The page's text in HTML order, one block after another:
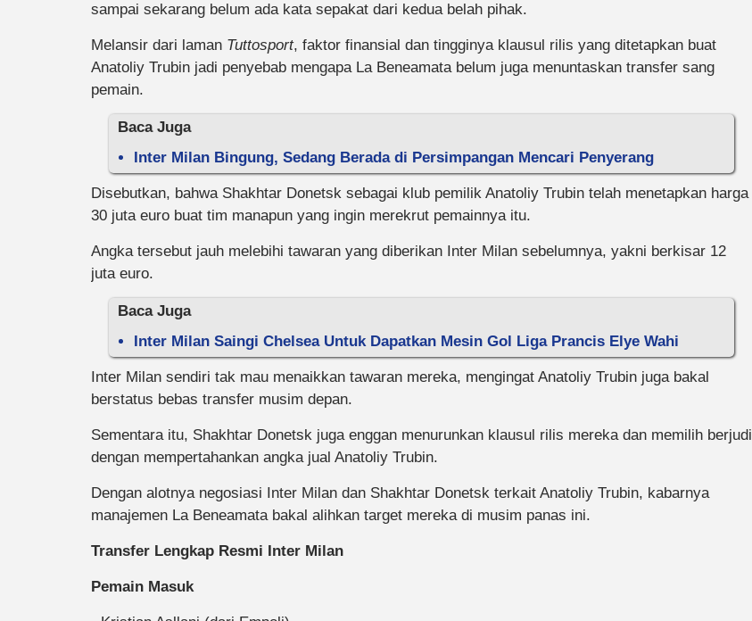
sampai sekarang belum ada kata sepakat dari kedua belah pihak.
Melansir dari laman Tuttosport, faktor finansial dan tingginya klausul rilis yang ditetapkan buat
Anatoliy Trubin jadi penyebab mengapa La Beneamata belum juga menuntaskan transfer sang
pemain.
Baca Juga
Inter Milan Bingung, Sedang Berada di Persimpangan Mencari Penyerang
Disebutkan, bahwa Shakhtar Donetsk sebagai klub pemilik Anatoliy Trubin telah menetapkan harga
30 juta euro buat tim manapun yang ingin merekrut pemainnya itu.
Angka tersebut jauh melebihi tawaran yang diberikan Inter Milan sebelumnya, yakni berkisar 12
juta euro.
Baca Juga
Inter Milan Saingi Chelsea Untuk Dapatkan Mesin Gol Liga Prancis Elye Wahi
Inter Milan sendiri tak mau menaikkan tawaran mereka, mengingat Anatoliy Trubin juga bakal
berstatus bebas transfer musim depan.
Sementara itu, Shakhtar Donetsk juga enggan menurunkan klausul rilis mereka dan memilih berjudi
dengan mempertahankan angka jual Anatoliy Trubin.
Dengan alotnya negosiasi Inter Milan dan Shakhtar Donetsk terkait Anatoliy Trubin, kabarnya
manajemen La Beneamata bakal alihkan target mereka di musim panas ini.
Transfer Lengkap Resmi Inter Milan
Pemain Masuk